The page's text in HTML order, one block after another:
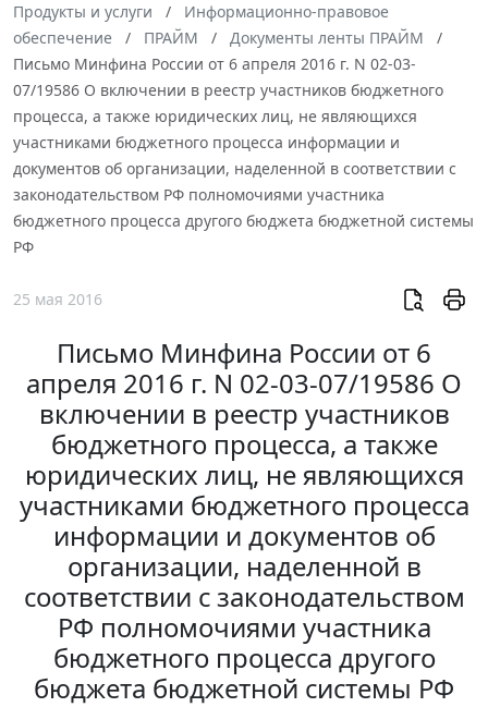
Продукты и услуги
Информационно-правовое
обеспечение
ПРАЙМ
Документы ленты ПРАЙМ
Письмо Минфина России от 6 апреля 2016 г. N 02-03-
07/19586 О включении в реестр участников бюджетного
процесса, а также юридических лиц, не являющихся
участниками бюджетного процесса информации и
документов об организации, наделенной в соответствии с
законодательством РФ полномочиями участника
бюджетного процесса другого бюджета бюджетной системы
РФ
25 мая 2016
Письмо Минфина России от 6
апреля 2016 г. N 02-03-07/19586 О
включении в реестр участников
бюджетного процесса, а также
юридических лиц, не являющихся
участниками бюджетного процесса
информации и документов об
организации, наделенной в
соответствии с законодательством
РФ полномочиями участника
бюджетного процесса другого
бюджета бюджетной системы РФ